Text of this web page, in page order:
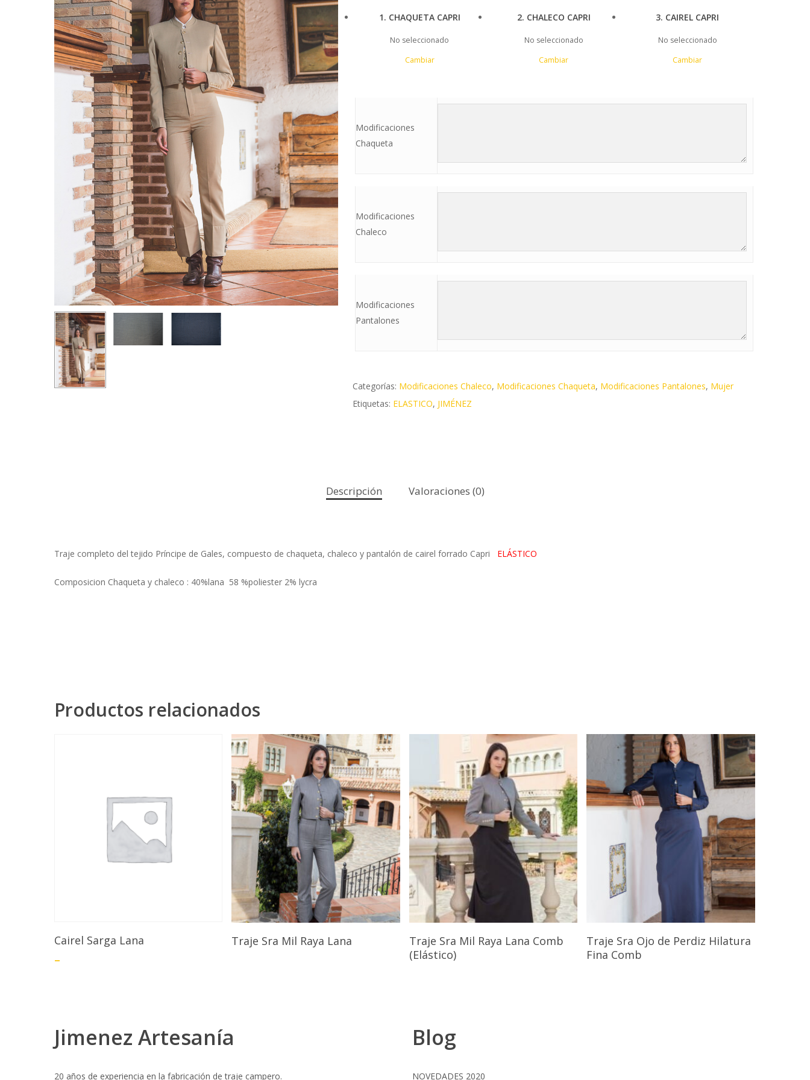
1 CHAQUETA CAPRI
No seleccionado
Cambiar
2 CHALECO CAPRI
No seleccionado
Cambiar
3 CAIREL CAPRI
No seleccionado
Cambiar
Modificaciones
Chaqueta
Modificaciones
Chaleco
Modificaciones
Pantalones
Categorías: Modificaciones Chaleco, Modificaciones Chaqueta, Modificaciones Pantalones, Mujer
Etiquetas: ELASTICO, JIMÉNEZ
Descripción Valoraciones (0)
Traje completo del tejido Príncipe de Gales, compuesto de chaqueta, chaleco y pantalón de cairel forrado Capri ELÁSTICO
Composicion Chaqueta y chaleco : 40%lana 58 %poliester 2% lycra
Productos relacionados
Seleccionar Opciones
Cairel Sarga Lana
–
Seleccionar Opciones
Traje Sra Mil Raya Lana Seleccionar Opciones
Traje Sra Mil Raya Lana Comb
(Elástico)
Seleccionar Opciones
Traje Sra Ojo de Perdiz Hilatura
Fina Comb
Jimenez Artesanía
20 años de experiencia en la fabricación de traje campero.
Blog
NOVEDADES 2020